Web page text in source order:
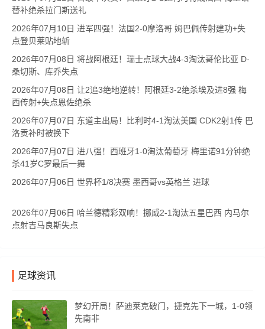
替补绝杀拉门斯送礼
2026年07月10日 进军四强！法国2-0摩洛哥 姆巴佩传射建功+失
点登贝莱贴地斩
2026年07月08日 将战阿根廷！瑞士点球大战4-3淘汰哥伦比亚 D·
桑切斯、库乔失点
2026年07月08日 让2追3绝地逆转！阿根廷3-2绝杀埃及进8强 梅
西传射+失点恩佐绝杀
2026年07月07日 东道主出局！比利时4-1淘汰美国 CDK2射1传 巴
洛贡补时被换下
2026年07月07日 进八强！西班牙1-0淘汰葡萄牙 梅里诺91分钟绝
杀41岁C罗最后一舞
2026年07月06日 世界杯1/8决赛 墨西哥vs英格兰 进球
2026年07月06日 哈兰德精彩双响！挪威2-1淘汰五星巴西 内马尔
点射吉马良斯失点
足球资讯
梦幻开局！萨迪莱克破门，捷克先下一城，1-0领
先南非